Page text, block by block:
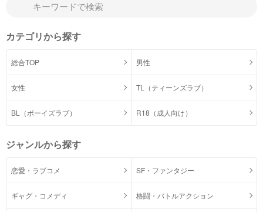
カテゴリから探す
総合TOP 男性
女性 TL（ティーンズラブ）
BL（ボーイズラブ） R18（成人向け）
ジャンルから探す
恋愛・ラブコメ SF・ファンタジー
ギャグ・コメディ 格闘・バトルアクション